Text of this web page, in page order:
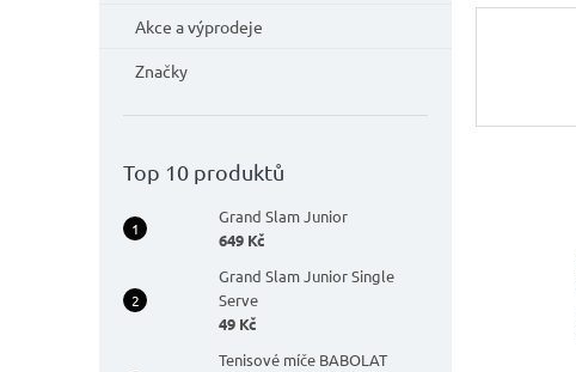
Akce a výprodeje
Značky
Top 10 produktů
Grand Slam Junior
649 Kč
Grand Slam Junior Single
Serve
49 Kč
Tenisové míče BABOLAT